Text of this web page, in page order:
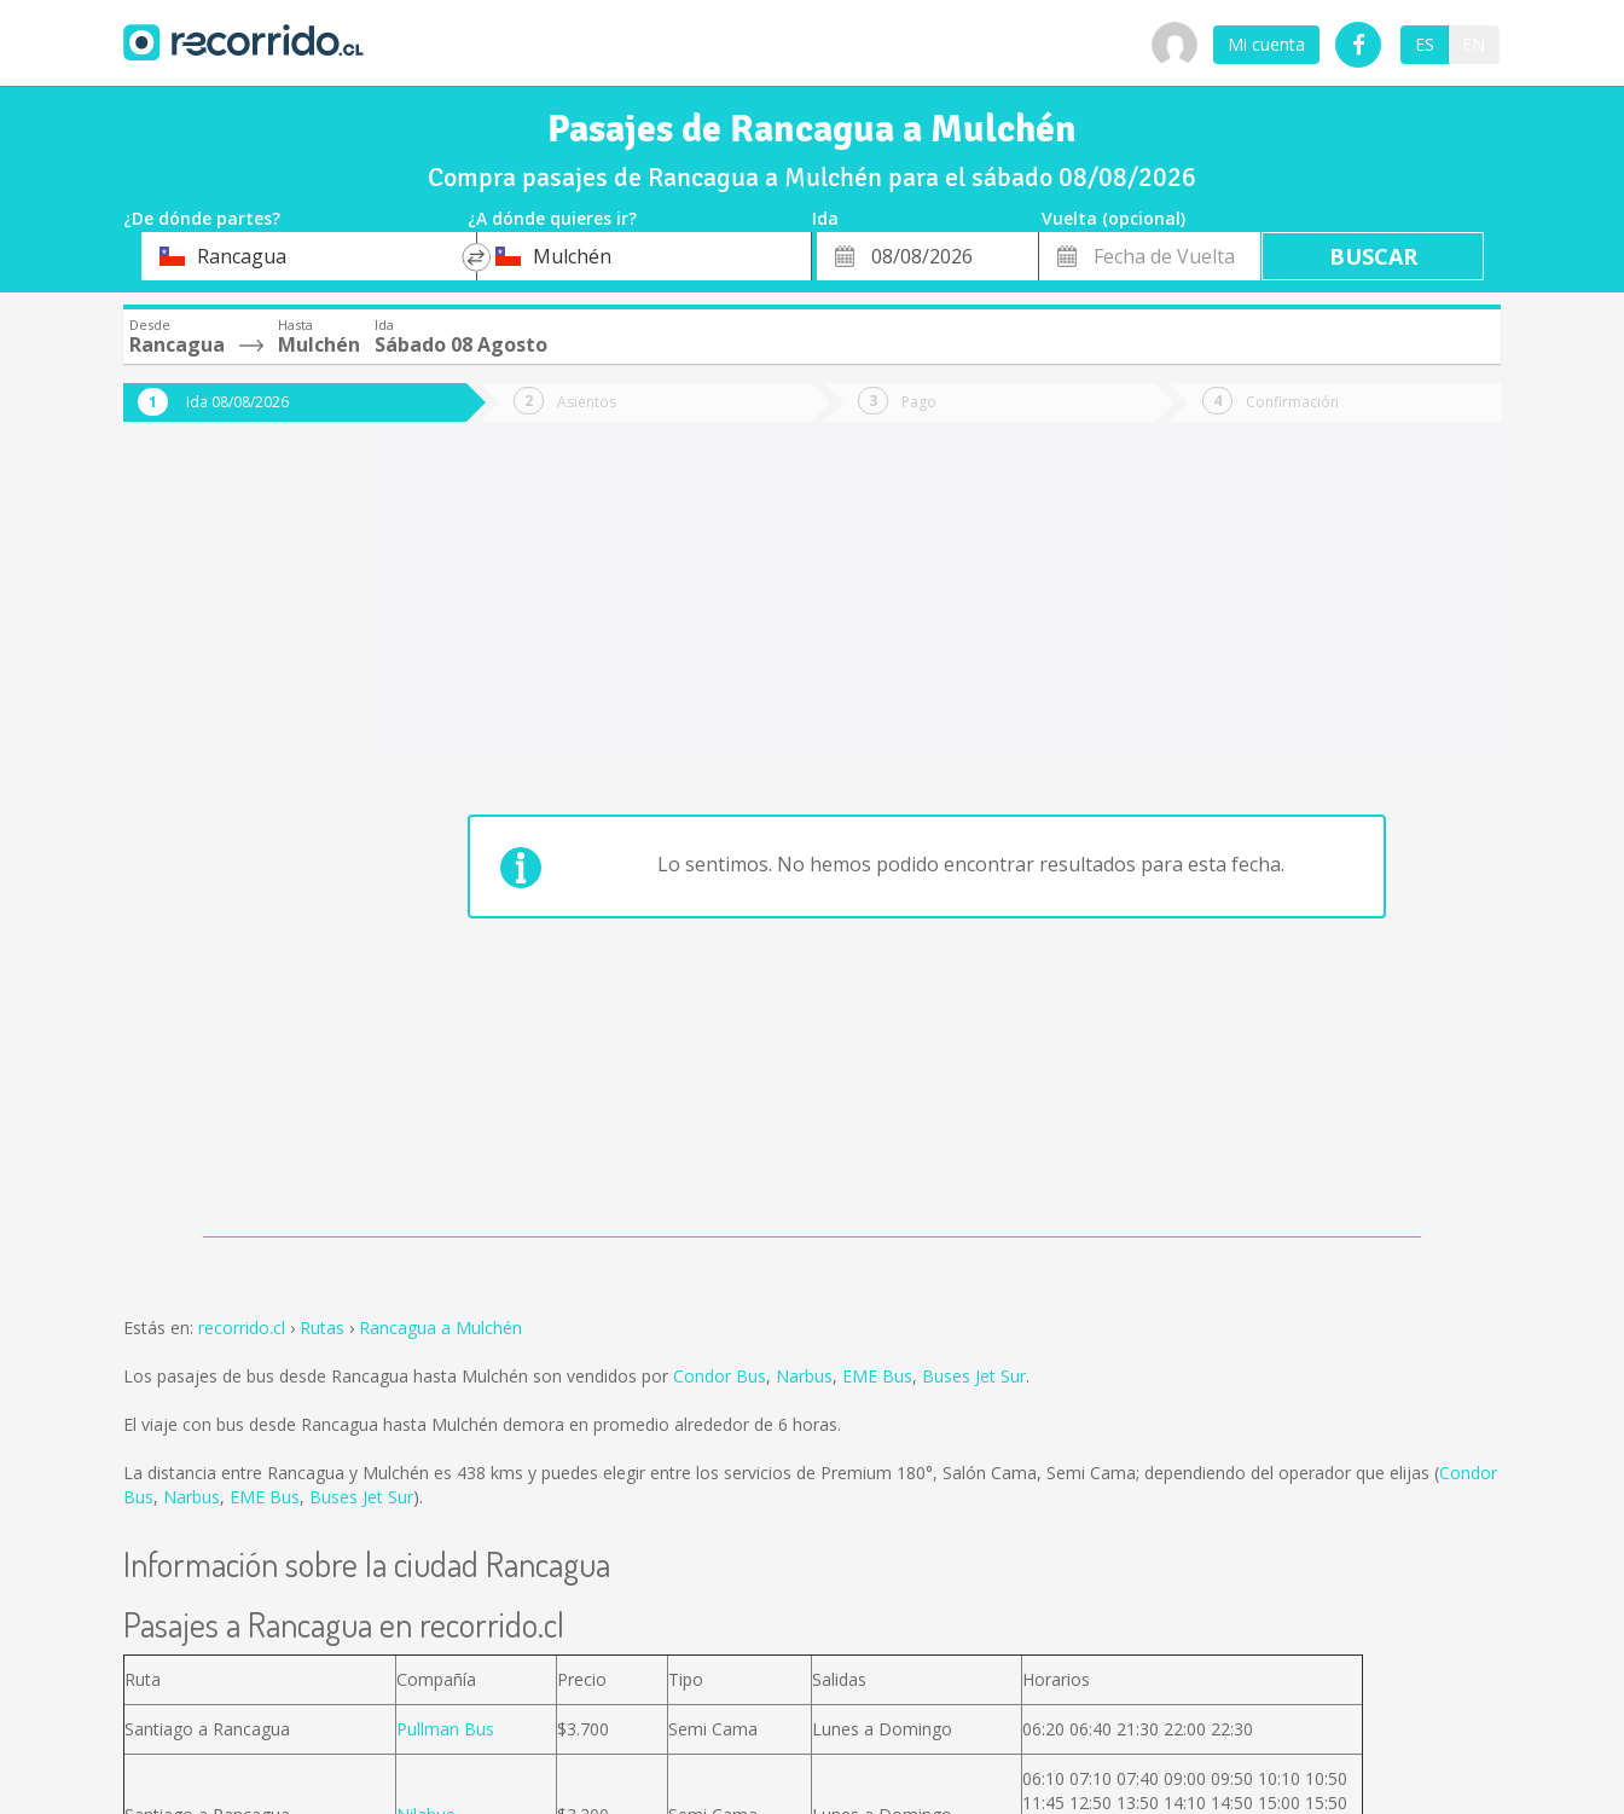
Mi cuenta ES
Pasajes de Rancagua a Mulchén
Compra pasajes de Rancagua a Mulchén para el sábado 08/08/2026
¿De dónde partes? ¿A dónde quieres ir? Ida
Vuelta (opcional)
OrigenRancagua
*
DestinoMulchén
Fecha
de
Fecha
de
Vuelta
Desde
Rancagua
Hasta
Mulchén
Ida
Sábado 08 Agosto
Ida 08/08/2026 Asientos Pago Confirmación
Lo sentimos. No hemos podido encontrar resultados para esta fecha.
Estás en: recorrido.cl Rutas Rancagua a Mulchén
Los pasajes de bus desde Rancagua hasta Mulchén son vendidos por Condor Bus, Narbus, EME Bus, Buses Jet Sur.
El viaje con bus desde Rancagua hasta Mulchén demora en promedio alrededor de 6 horas.
La distancia entre Rancagua y Mulchén es 438 kms y puedes elegir entre los servicios de Premium 180°, Salón Cama, Semi Cama; dependiendo del operador que elijas (Condor
Bus, Narbus, EME Bus, Buses Jet Sur).
Información sobre la ciudad Rancagua
Pasajes a Rancagua en recorrido.cl
Ruta Compañía Precio Tipo Salidas Horarios
Santiago a Rancagua Pullman Bus $3.700 Semi Cama Lunes a Domingo 06:20 06:40 21:30 22:00 22:30
06:10 07:10 07:40 09:00 09:50 10:10 10:50
11:45 12:50 13:50 14:10 14:50 15:00 15:50